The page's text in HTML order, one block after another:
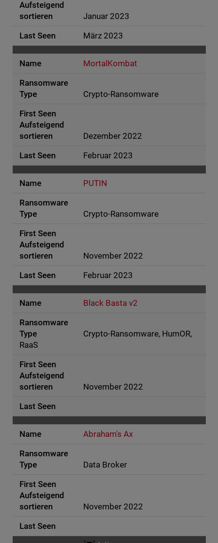
Januar 2023
März 2023
MortalKombat
Crypto-Ransomware
Dezember 2022
Februar 2023
PUTIN
Crypto-Ransomware
November 2022
Februar 2023
Black Basta v2
Crypto-Ransomware, HumOR,
RaaS
November 2022
Abraham's Ax
Data Broker
November 2022